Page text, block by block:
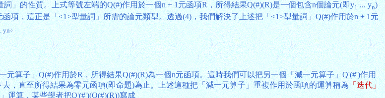
」的性質。上式等號左端的Q(#)作用於一個n + 1元函項R，所得結果Q(#)(R)是一個包含n個論元(即y1... yn)
函項，這正是「<1>型量詞」所需的論元類型。透過(4)，我們解決了上述把「<1>型量詞」Q(#)作用於n + 1元
yn。
算子」Q(#)作用於R，所得結果Q(#)(R)為一個n元函項。這時我們可以把另一個「減一元算子」Q'(#')作用
，直至所得結果為零元函項(即命題)為止。上述這種把「減一元算子」重複作用於函項的運算稱為「迭代」
運算，某些學者把Q'(#')(Q(#)(R))寫成